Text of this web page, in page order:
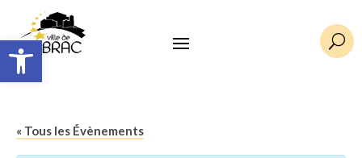
Ouvrir la barre d’outils U
« Tous les Évènements